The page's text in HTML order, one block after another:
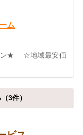
ム
ン★ ☆地域最安価
3件）